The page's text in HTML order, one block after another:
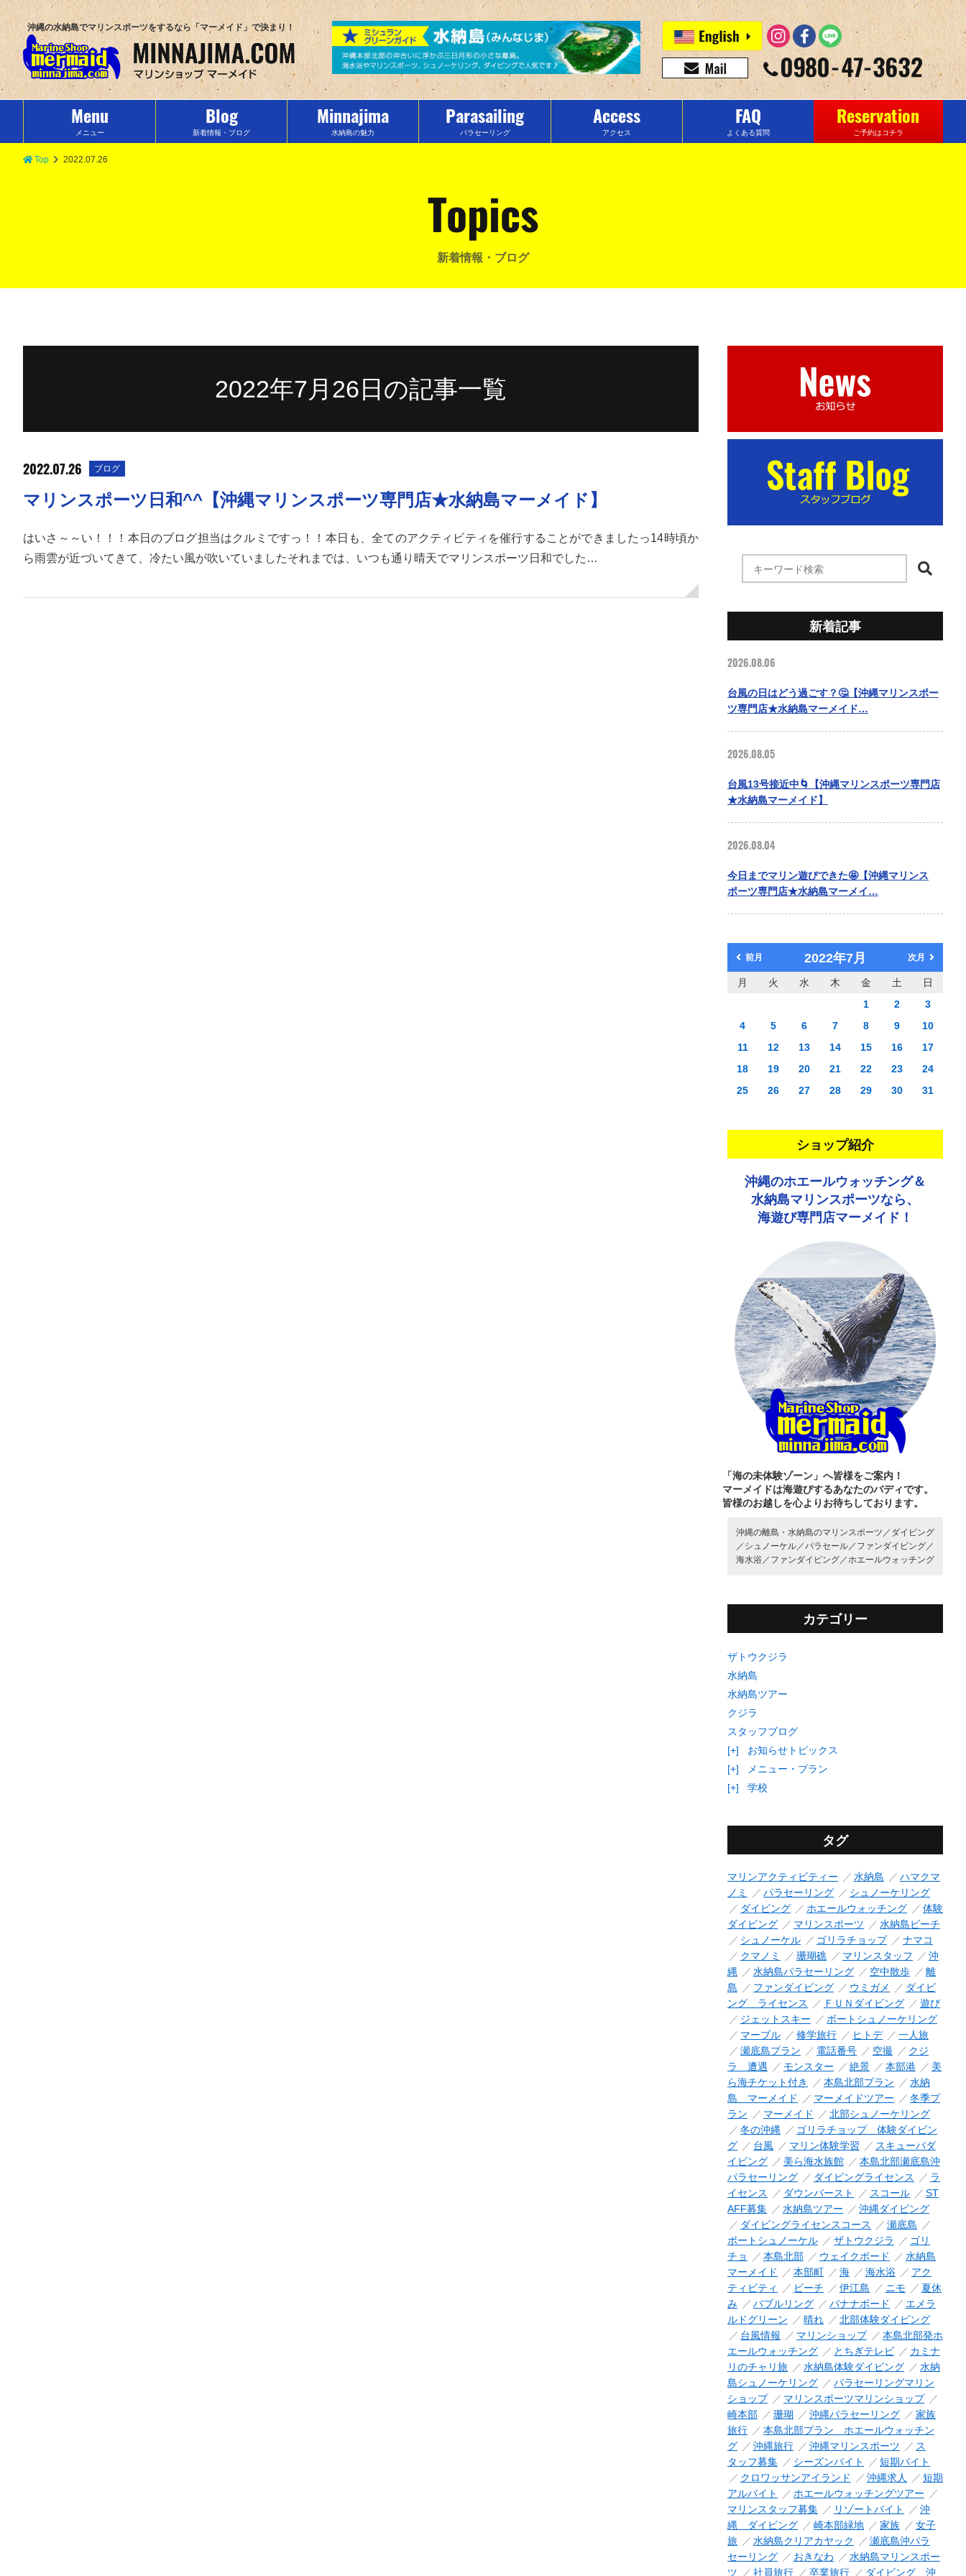
沖縄の水納島でマリンスポーツをするなら「マーメイド」で決まり！
Menu
メニュー
Blog
新着情報・ブログ
Minnajima
水納島の魅力
Parasailing
パラセーリング
Access
アクセス
FAQ
よくある質問
Reservation
ご予約はコチラ
Top 2022.07.26
Topics
新着情報・ブログ
2022年7月26日の記事一覧
2022.07.26 ブログ
マリンスポーツ日和^^【沖縄マリンスポーツ専門店★水納島マーメイド】
はいさ～～い！！！本日のブログ担当はクルミですっ！！本日も、全てのアクティビティを催行することができましたっ14時頃か
ら雨雲が近づいてきて、冷たい風が吹いていましたそれまでは、いつも通り晴天でマリンスポーツ日和でした…
新着記事
2026.08.06
台風の日はどう過ごす？🤔【沖縄マリンスポー
ツ専門店★水納島マーメイド…
2026.08.05
台風13号接近中🌀【沖縄マリンスポーツ専門店
★水納島マーメイド】
2026.08.04
今日までマリン遊びできた🤩【沖縄マリンス
ポーツ専門店★水納島マーメイ…
前月 2022年7月 次月
月 火 水 木 金 土
日
1
2
3
4
5 6 7 8 9
10
11
12 13 14 15 16
17
18
19 20 21 22 23
24
25
26 27 28 29 30 31
ショップ紹介
沖縄のホエールウォッチング＆
水納島マリンスポーツなら、
海遊び専門店マーメイド！
「海の未体験ゾーン」へ皆様をご案内！
マーメイドは海遊びするあなたのバディです。
皆様のお越しを心よりお待ちしております。
沖縄の離島・水納島のマリンスポーツ／ ダイビング
／ シュノーケル／ パラセール／ ファンダイビング／
海水浴／ ファンダイビング／ ホエールウォッチング
カテゴリー
ザトウクジラ
水納島
水納島ツアー
クジラ
スタッフブログ
[+]
お知らせトピックス
[+]
メニュー・プラン
[+]
学校
タグ
マリンアクティビティー 水納島
ハマクマ
ノミ
パラセーリング
シュノーケリング
ダイビング
ホエールウォッチング
体験
ダイビング
マリンスポーツ
水納島ビーチ
シュノーケル
ゴリラチョップ
ナマコ
クマノミ
珊瑚礁 マリンスタッフ
沖
縄
水納島パラセーリング 空中散歩
離
島
ファンダイビング ウミガメ
ダイビ
ング ライセンス
ＦＵＮダイビング
遊び
ジェットスキー
ボートシュノーケリング
マーブル
修学旅行 ヒトデ
一人旅
瀬底島プラン
電話番号 空撮
クジ
ラ 遭遇
モンスター 絶景 本部港
美
ら海チケット付き
本島北部プラン
水納
島 マーメイド
マーメイドツアー
冬季プ
ラン
マーメイド
北部シュノーケリング
冬の沖縄
ゴリラチョップ 体験ダイビン
グ
台風 マリン体験学習
スキューバダ
イビング
美ら海水族館
本島北部瀬底島沖
パラセーリング
ダイビングライセンス
ラ
イセンス
ダウンバースト スコール
ST
AFF募集
水納島ツアー
沖縄ダイビング
ダイビングライセンスコース
瀬底島
ボートシュノーケル
ザトウクジラ
ゴリ
チョ
本島北部 ウェイクボード
水納島
マーメイド
本部町 海 海水浴
アク
ティビティ
ビーチ 伊江島 ニモ
夏休
み
バブルリング バナナボード
エメラ
ルドグリーン
晴れ
北部体験ダイビング
台風情報
マリンショップ
本島北部発ホ
エールウォッチング
とちぎテレビ
カミナ
リのチャリ旅
水納島体験ダイビング
水納
島シュノーケリング
パラセーリングマリン
ショップ
マリンスポーツマリンショップ
崎本部
珊瑚 沖縄パラセーリング
家族
旅行
本島北部プラン ホエールウォッチン
グ
沖縄旅行 沖縄マリンスポーツ
ス
タッフ募集
シーズンバイト
短期バイト
クロワッサンアイランド
沖縄求人
短期
アルバイト
ホエールウォッチングツアー
マリンスタッフ募集
リゾートバイト
沖
縄 ダイビング
崎本部緑地 家族
女子
旅
水納島クリアカヤック
瀬底島沖パラ
セーリング
おきなわ
水納島マリンスポー
ツ
社員旅行 卒業旅行 ダイビング 沖